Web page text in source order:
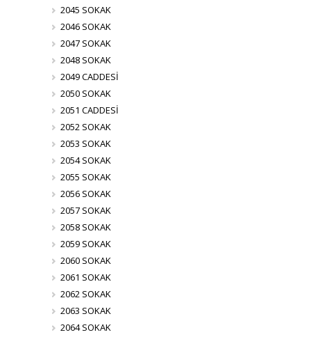
2045 SOKAK
2046 SOKAK
2047 SOKAK
2048 SOKAK
2049 CADDESİ
2050 SOKAK
2051 CADDESİ
2052 SOKAK
2053 SOKAK
2054 SOKAK
2055 SOKAK
2056 SOKAK
2057 SOKAK
2058 SOKAK
2059 SOKAK
2060 SOKAK
2061 SOKAK
2062 SOKAK
2063 SOKAK
2064 SOKAK